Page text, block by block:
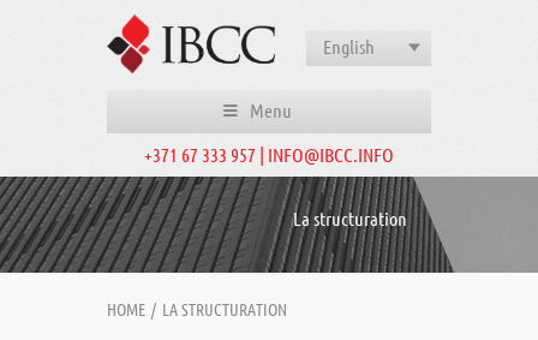
English
Menu
+371 67 333 957 | INFO@IBCC.INFO
La structuration
HOME / LA STRUCTURATION